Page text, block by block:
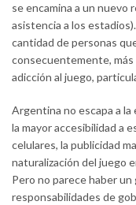
se encamina a un nuevo
asistencia a los
cantidad de personas
consecuentemente, más
adicción al juego,
Argentina no escapa a
la mayor accesibilidad a
celulares, la publicidad
naturalización del juego
Pero no parece haber
responsabilidades de